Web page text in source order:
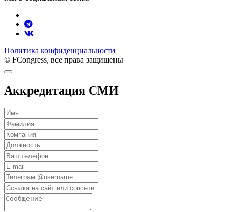
Политика конфиденциальности
© FCongress, все права защищены
Аккредитация СМИ